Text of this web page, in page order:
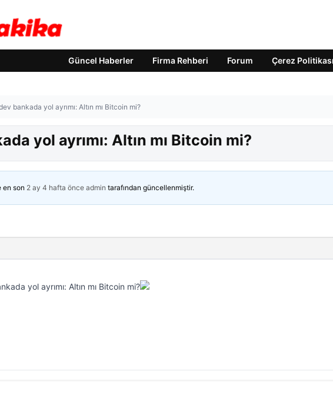
Güncel Haberler Firma Rehberi Forum Çerez Politikası
bankada yol ayrımı: Altın mı Bitcoin mi?
yol ayrımı: Altın mı Bitcoin mi?
en son 2 ay 4 hafta önce admin tarafından güncellenmiştir.
yol ayrımı: Altın mı Bitcoin mi?